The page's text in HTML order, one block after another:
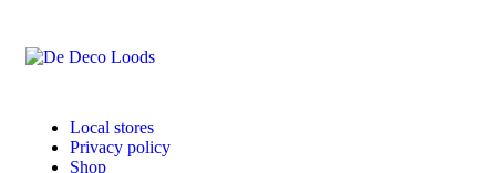
Local stores
Privacy policy
Shop